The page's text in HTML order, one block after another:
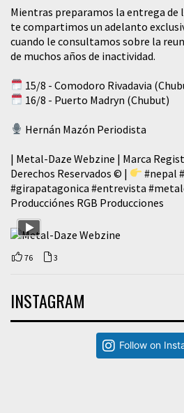
Mientras preparamos la entrega
te compartimos un adelanto
cuando le consultamos sobre la
de muchos años de inactividad.
15/8 - Comodoro Rivadavia
16/8 - Puerto Madryn (Chubut)
Hernán Mazón Periodista
| Metal-Daze Webzine | Marca
Derechos Reservados © |
#nepal
#girapatagonica #entrevista
Producciónes RGB Producciones
76 3
INSTAGRAM
Follow on